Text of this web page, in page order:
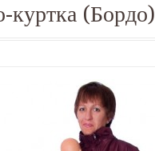
куртка (Бордо)